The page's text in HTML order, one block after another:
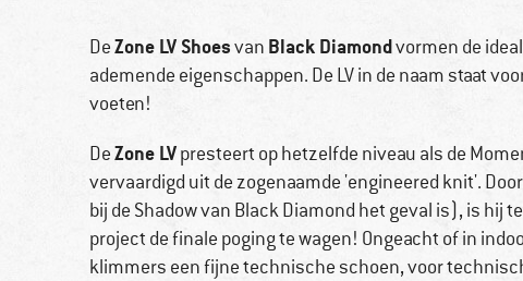
DeZone LV Shoesvan Black Diamondvormen de
ademende eigenschappen. De LV in de naam staat
voeten!
DeZone LVpresteert op hetzelfde niveau als de
vervaardigd uit de zogenaamde 'engineered knit'.
bij de Shadow van Black Diamond het geval is), is hij
project de finale poging te wagen! Ongeacht of in
klimmers een fijne technische schoen, voor